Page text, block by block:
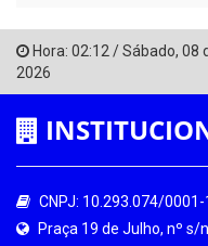
Hora: 02:12/Sábado, 08
2026
CNPJ: 10.293.074/
Praça 19 de Julho, nº s/